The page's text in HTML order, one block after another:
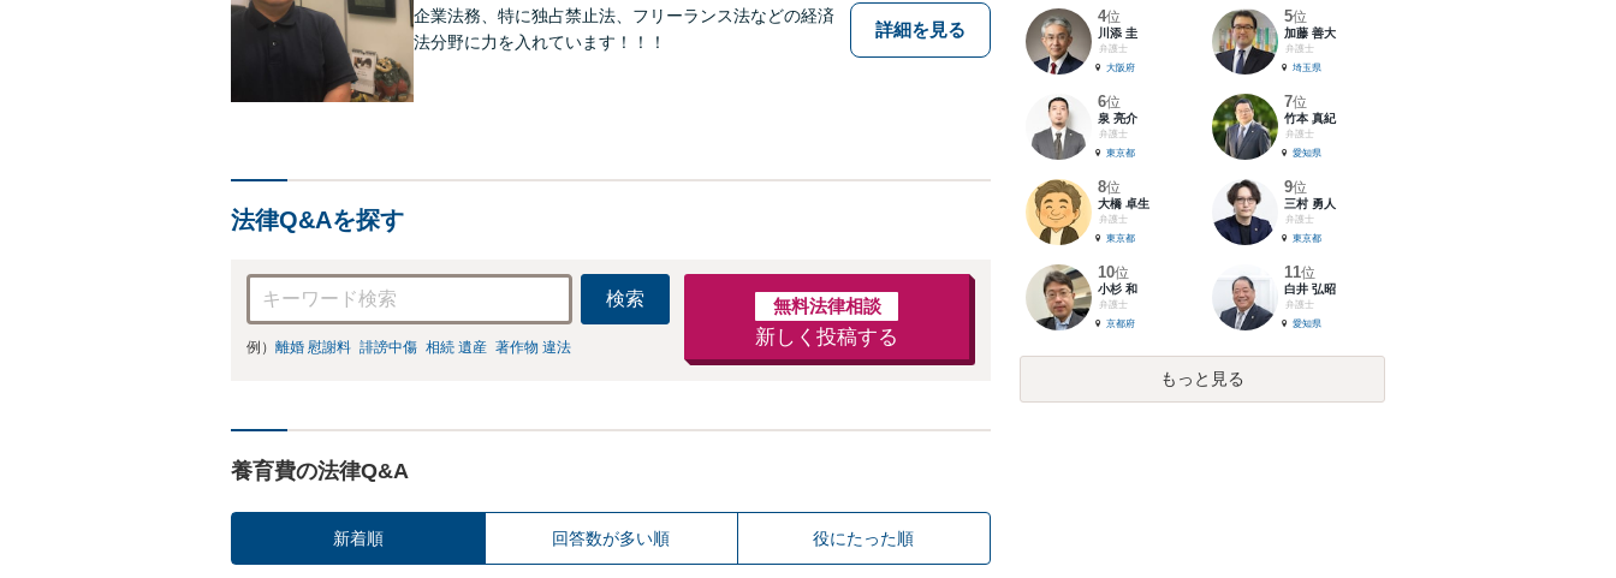
企業法務、特に独占禁止法、フリーランス法などの経済
法分野に力を入れています！！！
詳細を見る
法律Q&Aを探す
検索
例） 離婚 慰謝料 誹謗中傷 相続 遺産 著作物 違法
無料法律相談
新しく投稿する
養育費の法律Q&A
新着順 回答数が多い順 役にたった順
4位
川添 圭
弁護士
大阪府
5位
加藤 善大
弁護士
埼玉県
6位
泉 亮介
弁護士
東京都
7位
竹本 真紀
弁護士
愛知県
8位
大橋 卓生
弁護士
東京都
9位
三村 勇人
弁護士
東京都
10位
小杉 和
弁護士
京都府
11位
白井 弘昭
弁護士
愛知県
もっと見る